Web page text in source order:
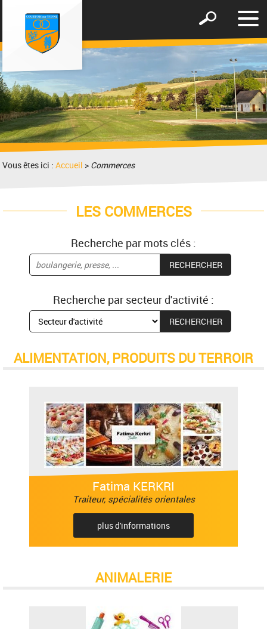
le
Afficher
formulaire
recherche
Vous êtes ici :Accueil > Commerces
LES COMMERCES
Recherche par mots clés :
Recherche par secteur d'activité :
ALIMENTATION, PRODUITS DU TERROIR
Fatima KERKRI
Traiteur, spécialités orientales
plus d'informations
ANIMALERIE